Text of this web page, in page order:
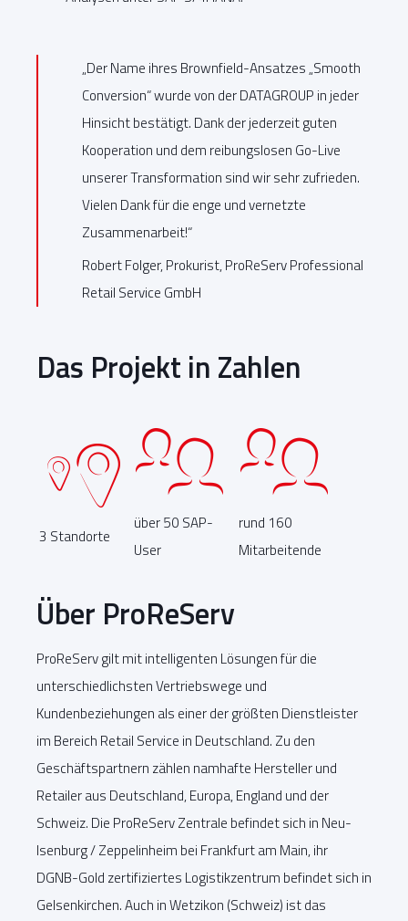
„Der Name ihres Brownfield-Ansatzes „Smooth
Conversion“ wurde von der DATAGROUP in jeder
Hinsicht bestätigt. Dank der jederzeit guten
Kooperation und dem reibungslosen Go-Live
unserer Transformation sind wir sehr zufrieden.
Vielen Dank für die enge und vernetzte
Zusammenarbeit!“
Robert Folger, Prokurist, ProReServ Professional
Retail Service GmbH
Das Projekt in Zahlen
3 Standorte
über 50 SAP-
User
rund 160
Mitarbeitende
Über ProReServ
ProReServ gilt mit intelligenten Lösungen für die
unterschiedlichsten Vertriebswege und
Kundenbeziehungen als einer der größten Dienstleister
im Bereich Retail Service in Deutschland. Zu den
Geschäftspartnern zählen namhafte Hersteller und
Retailer aus Deutschland, Europa, England und der
Schweiz. Die ProReServ Zentrale befindet sich in Neu-
Isenburg / Zeppelinheim bei Frankfurt am Main, ihr
DGNB-Gold zertifiziertes Logistikzentrum befindet sich in
Gelsenkirchen. Auch in Wetzikon (Schweiz) ist das